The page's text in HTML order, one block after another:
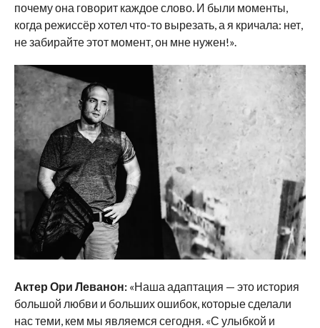
почему она говорит каждое слово. И были моменты,
когда режиссёр хотел что-то вырезать, а я кричала: нет,
не забирайте этот момент, он мне нужен!».
Актер Ори Леванон: «Наша адаптация — это история
большой любви и больших ошибок, которые сделали
нас теми, кем мы являемся сегодня. «С улыбкой и